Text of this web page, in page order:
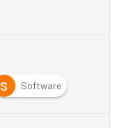
S Software